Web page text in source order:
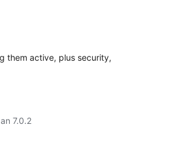
them active, plus security,
7.0.2